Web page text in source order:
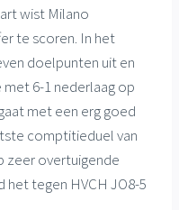
wist Milano
te scoren. In het
doelpunten uit en
6-1 nederlaag op
met een erg goed
comptitieduel van
zeer overtuigende
tegen HVCH JO8-5